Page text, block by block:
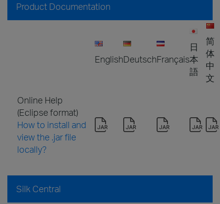
Product Documentation
EnglishDeutschFrançais
日
本
語
简
体
中
文
Online Help
(Eclipse format)
How to install and
view the .jar file
locally?
Silk Central